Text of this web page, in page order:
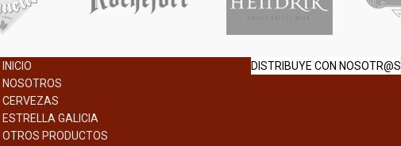
INICIO
NOSOTROS
CERVEZAS
ESTRELLA GALICIA
OTROS PRODUCTOS
DISTRIBUYE CON NOSOTR@S